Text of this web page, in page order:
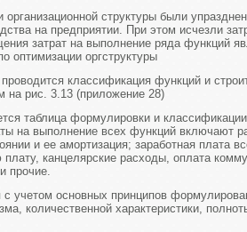
структуры были
на предприятии. При этом исчезли
затрат на выполнение ряда функций
оптимизации оргструктуры
классификация функций и
на рис. 3.13 (приложение 28)
таблица формулировки и
на выполнение всех функций включают
и ее амортизация; заработная плата
канцелярские расходы, оплата
прочие.
учетом основных принципов
количественной характеристики,